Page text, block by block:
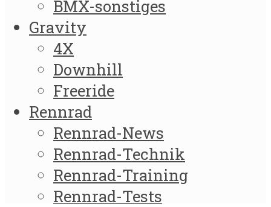
BMX-sonstiges
Gravity
4X
Downhill
Freeride
Rennrad
Rennrad-News
Rennrad-Technik
Rennrad-Training
Rennrad-Tests